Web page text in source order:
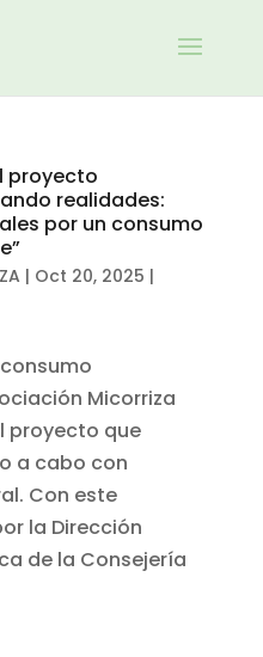
proyecto
realidades:
por un consumo
| Oct 20, 2025 |
Micorriza
proyecto que
a cabo con
Con este
la Dirección
de la Consejería